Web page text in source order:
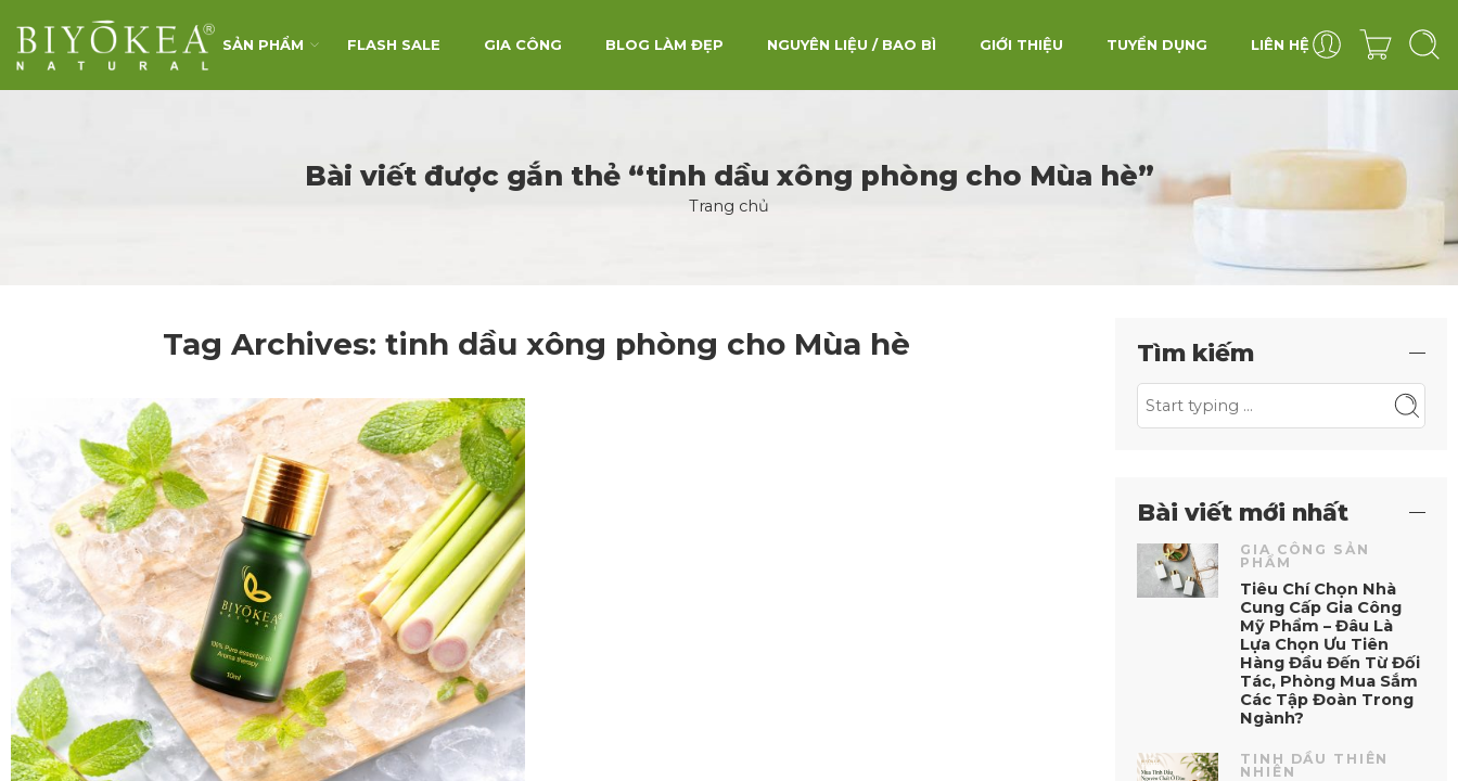
SẢN PHẨM FLASH SALE GIA CÔNG BLOG LÀM ĐẸP NGUYÊN LIỆU / BAO BÌ GIỚI THIỆU TUYỂN DỤNG LIÊN HỆ
Bài viết được gắn thẻ “tinh dầu xông phòng cho Mùa hè”
Trang chủ
Tag Archives: tinh dầu xông phòng cho Mùa hè Tìm kiếm
Bài viết mới nhất
GIA CÔNG SẢN
PHẨM
Tiêu Chí Chọn Nhà
Cung Cấp Gia Công
Mỹ Phẩm – Đâu Là
Lựa Chọn Ưu Tiên
Hàng Đầu Đến Từ Đối
Tác, Phòng Mua Sắm
Các Tập Đoàn Trong
Ngành?
TINH DẦU THIÊN
NHIÊN